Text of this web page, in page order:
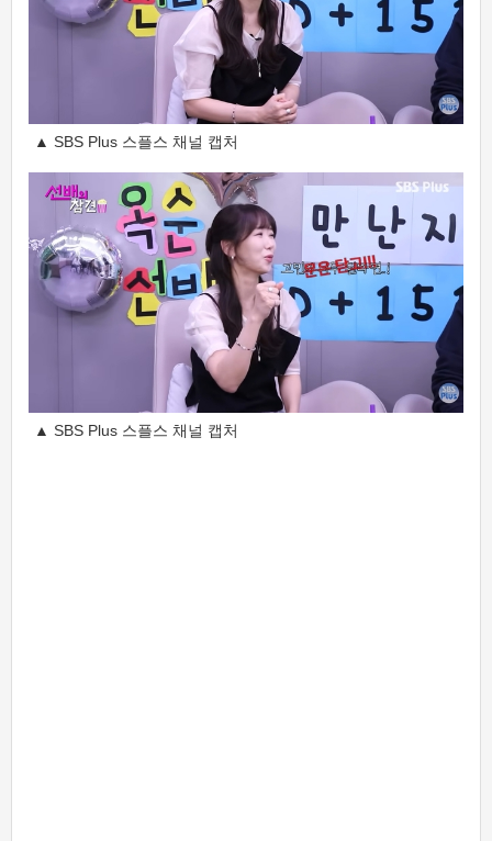
▲ SBS Plus 스플스 채널 캡처
▲ SBS Plus 스플스 채널 캡처